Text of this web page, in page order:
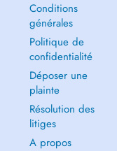
Conditions
générales
Politique de
confidentialité
Déposer une
plainte
Résolution des
litiges
A propos